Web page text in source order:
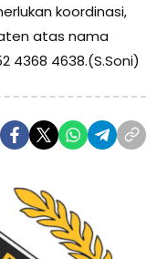
koordinasi,
atas nama
4368 4638.(S.Soni)